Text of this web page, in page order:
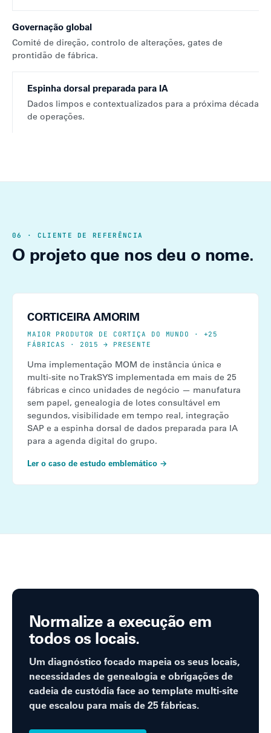
Governação global
Comité de direção, controlo de alterações, gates de
prontidão de fábrica.
Espinha dorsal preparada para IA
Dados limpos e contextualizados para a próxima década
de operações.
06 · CLIENTE DE REFERÊNCIA
O projeto que nos deu o nome.
CORTICEIRA AMORIM
MAIOR PRODUTOR DE CORTIÇA DO MUNDO · +25
FÁBRICAS · 2015 → PRESENTE
Uma implementação MOM de instância única e
multi-site no TrakSYS implementada em mais de 25
fábricas e cinco unidades de negócio — manufatura
sem papel, genealogia de lotes consultável em
segundos, visibilidade em tempo real, integração
SAP e a espinha dorsal de dados preparada para IA
para a agenda digital do grupo.
Ler o caso de estudo emblemático →
Normalize a execução em
todos os locais.
Um diagnóstico focado mapeia os seus locais,
necessidades de genealogia e obrigações de
cadeia de custódia face ao template multi-site
que escalou para mais de 25 fábricas.